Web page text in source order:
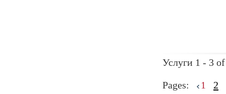
Услуги 1 - 3
Pages: 1 2